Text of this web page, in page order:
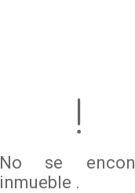
No se
inmueble .